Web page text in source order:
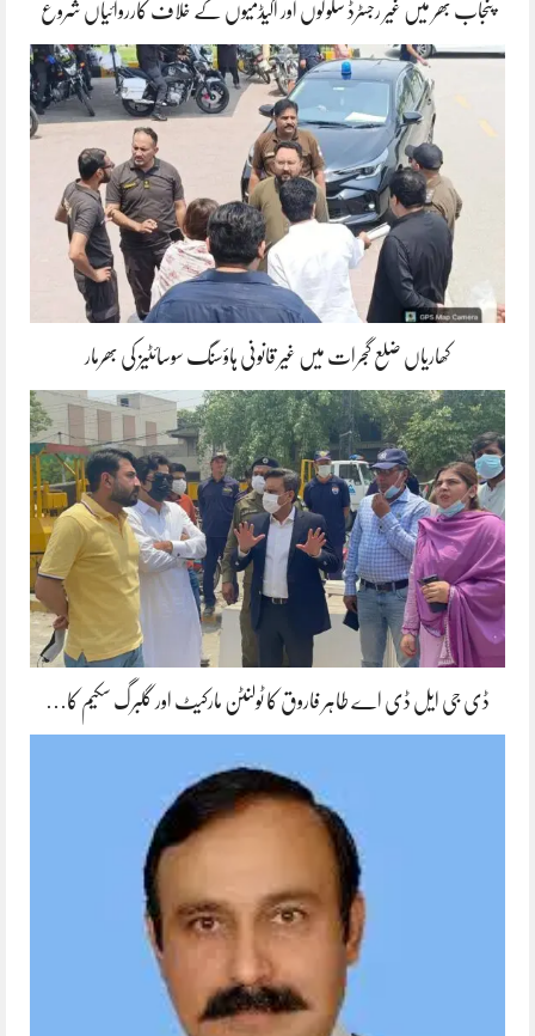
پنجاب بھر میں غیر رجسٹرڈ سکولوں اور اکیڈمیوں کے خلاف کارروائیاں شروع
کھاریاں ضلع گجرات میں غیر قانونی ہاؤسنگ سوسائٹیز کی بھرمار
ڈی جی ایل ڈی اے طاہر فاروق کا ٹولنٹن مارکیٹ اور گلبرگ سکیم کا…